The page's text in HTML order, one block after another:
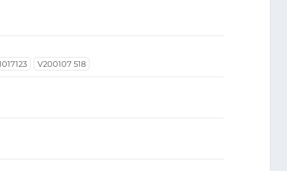
V200107 518